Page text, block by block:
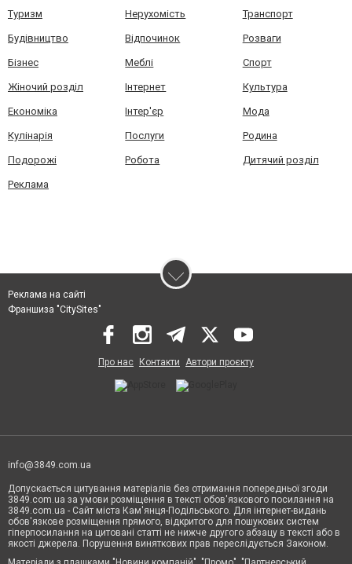
Туризм Нерухомість Транспорт
Будівництво Відпочинок Розваги
Бізнес Меблі Спорт
Жіночий розділ Інтернет Культура
Економіка Інтер'єр Мода
Кулінарія Послуги Родина
Подорожі Робота Дитячий розділ
Реклама
Реклама на сайті
Франшиза "CitySites"
Про нас Контакти Автори проєкту
info@3849.com.ua
Допускається цитування матеріалів без отримання попередньої згоди
3849.com.ua за умови розміщення в тексті обов'язкового посилання на
3849.com.ua - Сайт міста Кам'янця-Подільського. Для інтернет-видань
обов'язкове розміщення прямого, відкритого для пошукових систем
гіперпосилання на цитовані статті не нижче другого абзацу в тексті або в
якості джерела. Порушення виняткових прав переслідується Законом.